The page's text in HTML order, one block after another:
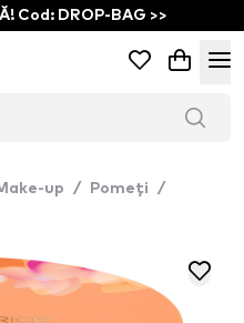
Cod: DROP-BAG >>
up / Pomeți
/